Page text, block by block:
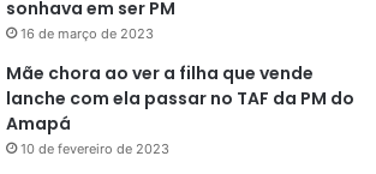
da Fazenda e do Planejamento,
necessário porque o governo terá de
o crescimento de gastos
Benefício de Prestação Continuada
de R$ 14,1 bilhões; e benefícios
sonhava em ser PM
16 de março de 2023
Mãe chora ao ver a filha que vende
lanche com ela passar no TAF da PM do
Amapá
10 de fevereiro de 2023